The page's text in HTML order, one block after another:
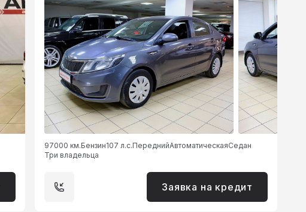
97000 км.Бензин107 л.с.ПереднийАвтоматическаяСедан
Три владельца
Заявка на кредит